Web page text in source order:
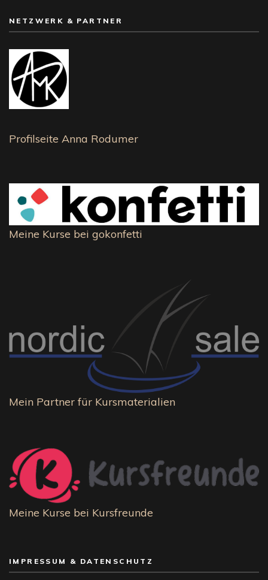
NETZWERK & PARTNER
Profilseite Anna Rodumer
Meine Kurse bei gokonfetti
Mein Partner für Kursmaterialien
Meine Kurse bei Kursfreunde
IMPRESSUM & DATENSCHUTZ